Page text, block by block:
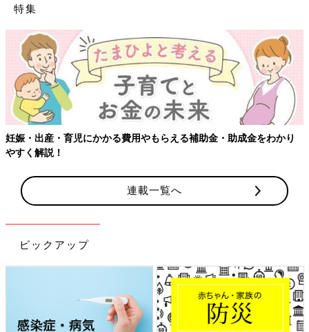
特集
妊娠・出産・育児にかかる費用やもらえる補助金・助成金をわかり
やすく解説！
連載一覧へ
ピックアップ